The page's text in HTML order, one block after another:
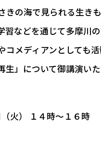
きの海で見られる生き
習などを通じて多摩川
コメディアンとしても
生」について御講演い
火） １４時～１６時